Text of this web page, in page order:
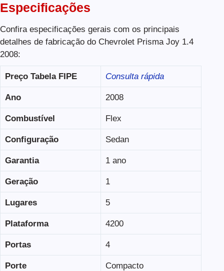
Especificações
Confira especificações gerais com os principais
detalhes de fabricação do Chevrolet Prisma Joy 1.4
2008:
Preço Tabela FIPE Consulta rápida
Ano 2008
Combustível Flex
Configuração Sedan
Garantia 1 ano
Geração 1
Lugares 5
Plataforma 4200
Portas 4
Porte Compacto